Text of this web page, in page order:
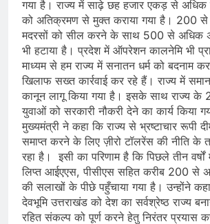
गया है। राज्य में साढ़े छह हजार एकड़ से अधिक
को अतिक्रमण से मुक्त कराया गया है। 200
मदरसों को सील करने के साथ 500 से अधिक
भी हटाया है। प्रदेश में ऑपरेशन कालनेमि भी
माध्यम से हम राज्य में सनातन धर्म को बदनाम
खिलाफ सख्त कार्रवाई कर रहे हैं। राज्य में
कानून लागू किया गया है। इसके साथ राज्य के
युवाओं को सरकारी नौकरी देने का कार्य किया
मुख्यमंत्री ने कहा कि राज्य से भ्रष्टाचार रूपी
समाप्त करने के लिए ज़ीरो टॉलरेंस की नीति के
रहा है। इसी का परिणाम है कि पिछले तीन वर्षों
लिप्त आईएएस, पीसीएस सहित करीब 200 से
की सलाखों के पीछे पहुँचाया गया है। उन्होंने
देवभूमि उत्तराखंड को देश का सर्वश्रेष्ठ राज्य
रहित संकल्प को पूर्ण करने हेतु निरंतर प्रयास